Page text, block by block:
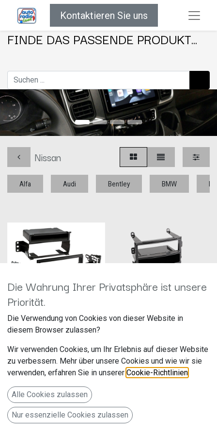
Kontaktieren Sie uns
FINDE DAS PASSENDE PRODUKT...
Nissan
Alfa Audi Bentley BMW
1-DIN RB mit Fach Nissan Versa / Tiida
(US Version) schwarz 281210-12
Hersteller: ACV
acv GmbH
Straßburger Allee 10-12
41812 Erkelenz
1-DIN RB mit Fach Nissan Versa
/ Tiida (US Version)
34,99€
1-DIN RB mit Fach Nissan 350Z 2002 -
2005 schwarz 281210-10
acv GmbH
Straßburger Allee 10-12
41812 Erkelenz
Deutschland www.acvgmbh.de
29,99
Die Wahrung Ihrer Privatsphäre ist unsere
Priorität.
Die Verwendung von Cookies von dieser Website in
diesem Browser zulassen?
Wir verwenden Cookies, um Ihr Erlebnis auf dieser Website
zu verbessern. Mehr über unsere Cookies und wie wir sie
verwenden, erfahren Sie in unserer Cookie-Richtlinien
Alle Cookies zulassen
Nur essenzielle Cookies zulassen